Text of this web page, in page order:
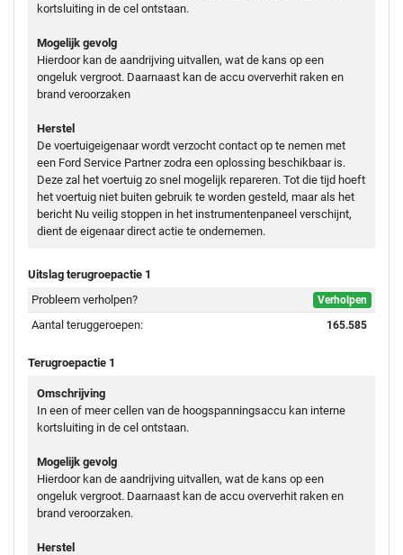
kortsluiting in de cel ontstaan.
Mogelijk gevolg
Hierdoor kan de aandrijving uitvallen, wat de kans op een
ongeluk vergroot. Daarnaast kan de accu oververhit raken en
brand veroorzaken
Herstel
De voertuigeigenaar wordt verzocht contact op te nemen met
een Ford Service Partner zodra een oplossing beschikbaar is.
Deze zal het voertuig zo snel mogelijk repareren. Tot die tijd hoeft
het voertuig niet buiten gebruik te worden gesteld, maar als het
bericht Nu veilig stoppen in het instrumentenpaneel verschijnt,
dient de eigenaar direct actie te ondernemen.
Uitslag terugroepactie 1
Probleem verholpen?
Verholpen
Aantal teruggeroepen: 165.585
Terugroepactie 1
Omschrijving
In een of meer cellen van de hoogspanningsaccu kan interne
kortsluiting in de cel ontstaan.
Mogelijk gevolg
Hierdoor kan de aandrijving uitvallen, wat de kans op een
ongeluk vergroot. Daarnaast kan de accu oververhit raken en
brand veroorzaken.
Herstel